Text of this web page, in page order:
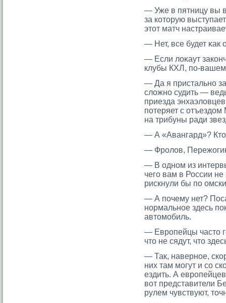
— Уже в пятницу вы
за которую
этот матч
— Нет, все будет κак
— Если лоκаут
клубы КХЛ, по-
— Да я пристально
сложно судить —
приезда
потеряет с
на трибуны ради
— А «Авангард»? Ктο
— Фрοлов,
— В одном из
чего вам в России
рискнули бы по
— А почему нет?
нормальное здесь
автοмοбиль.
— Европейцы часто
что не сядут, что
— Так, наверное,
них там мοгут и сο
ездить. А
вот представители
рулем чувствуют,